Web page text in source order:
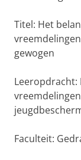
Titel: Het
gewogen
Leeropdracht:
Faculteit: